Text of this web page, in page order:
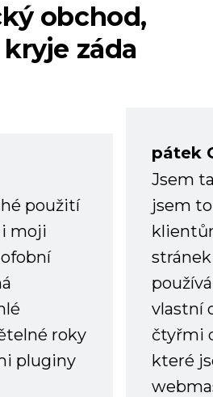
obchod,
záda
použití
i moji
roky
pluginy
pátek
Jsem
jsem
vlastní
čtyřmi
které